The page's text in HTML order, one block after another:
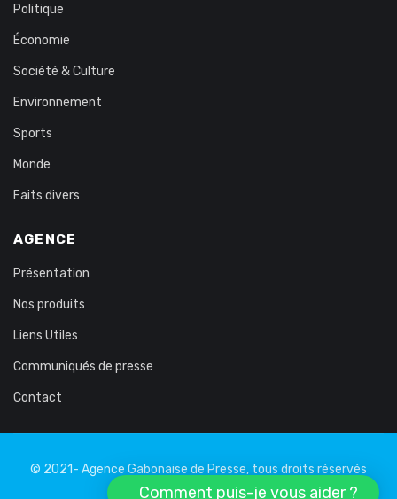
Politique
Économie
Société & Culture
Environnement
Sports
Monde
Faits divers
AGENCE
Présentation
Nos produits
Liens Utiles
Communiqués de presse
Contact
© 2021- Agence Gabonaise de Presse, tous droits réservés
Comment puis-je vous aider ?